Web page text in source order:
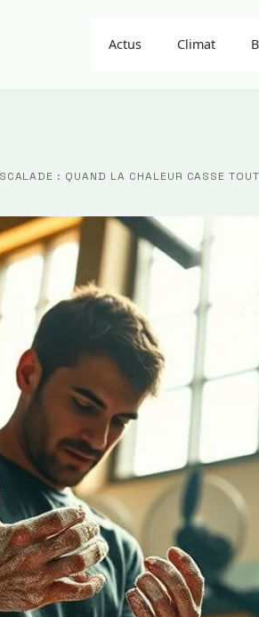
Actus Climat
: QUAND LA CHALEUR CASSE TOUT